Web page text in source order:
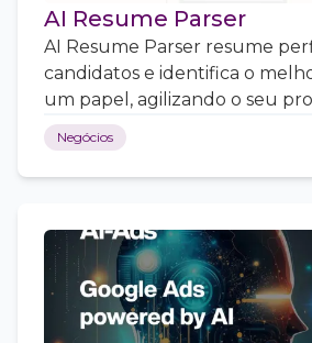
AI Resume Parser
AI Resume Parser resume
candidatos e identifica o
um papel, agilizando o seu
Negócios